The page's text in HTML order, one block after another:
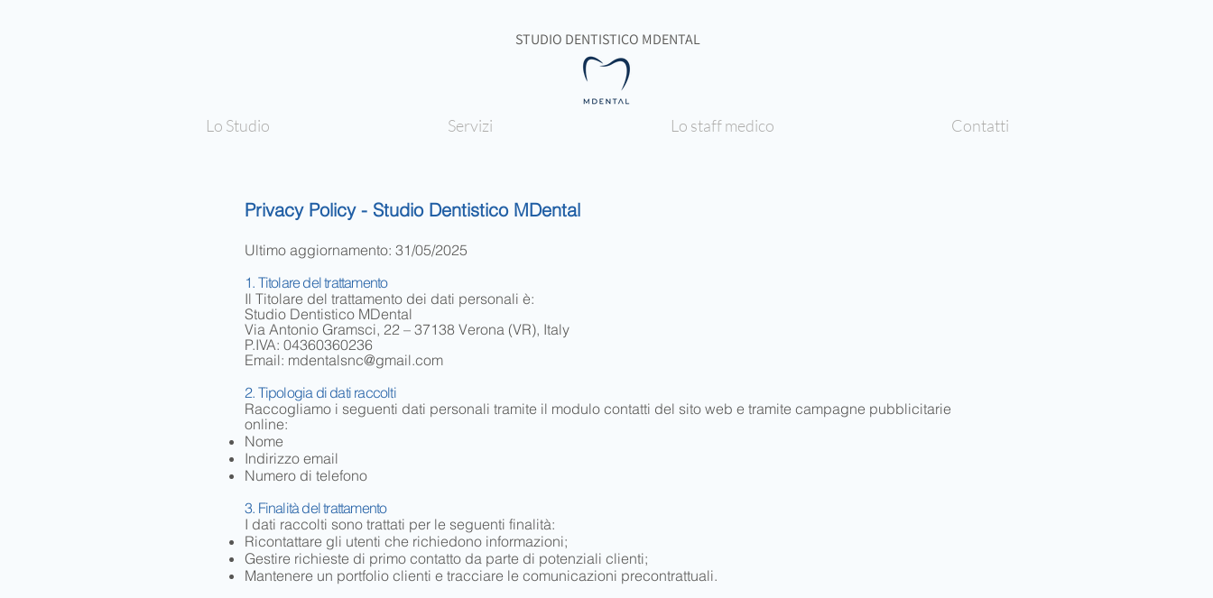
STUDIO DENTISTICO MDENTAL
Lo Studio Servizi Lo staff medico Contatti
Privacy Policy - Studio Dentistico MDental
Ultimo aggiornamento: 31/05/2025
1. Titolare del trattamento
Il Titolare del trattamento dei dati personali è:
Studio Dentistico MDental
Via Antonio Gramsci, 22 – 37138 Verona (VR), Italy
P.IVA: 04360360236
Email: mdentalsnc@gmail.com
2. Tipologia di dati raccolti
Raccogliamo i seguenti dati personali tramite il modulo contatti del sito web e tramite campagne pubblicitarie
online:
Nome
Indirizzo email
Numero di telefono
3. Finalità del trattamento
I dati raccolti sono trattati per le seguenti finalità:
Ricontattare gli utenti che richiedono informazioni;
Gestire richieste di primo contatto da parte di potenziali clienti;
Mantenere un portfolio clienti e tracciare le comunicazioni precontrattuali.